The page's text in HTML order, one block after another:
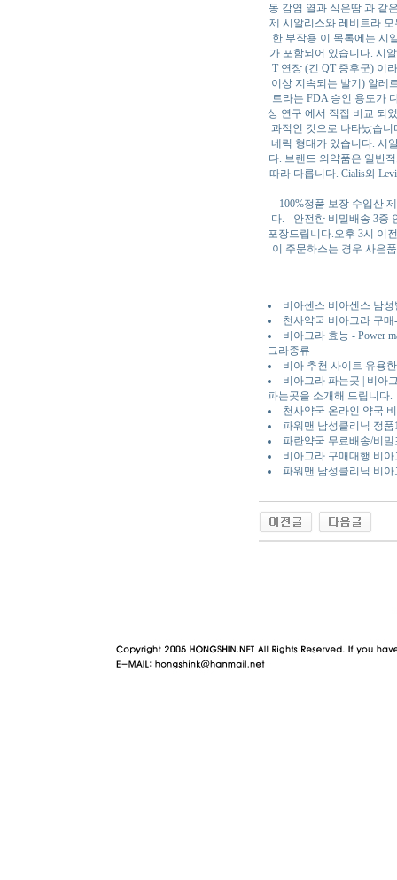
동 감염 열과 식은땀 과 같
제 시알리스와 레비트라
한 부작용 이 목록에는 시
가 포함되어 있습니다. 시
T 연장 (긴 QT 증후군) 이
이상 지속되는 발기) 알레
트라는 FDA 승인 용도가
상 연구 에서 직접 비교 되
과적인 것으로 나타났습니
네릭 형태가 있습니다. 시
다. 브랜드 의약품은 일반
따라 다릅니다. Cialis와
- 100%정품 보장 수입산
다. - 안전한 비밀배송 3중
포장드립니다.오후 3시 이
이 주문하스는 경우 사은
비아센스 비아센스 남
천사약국 비아그라 구
비아그라 효능 - Power
그라종류
비아 추천 사이트 유용
비아그라 파는곳 | 비아
파는곳을 소개해 드립니다.
천사약국 온라인 약국
파워맨 남성클리닉 정
파란약국 무료배송/비
비아그라 구매대행 비
파워맨 남성클리닉 비